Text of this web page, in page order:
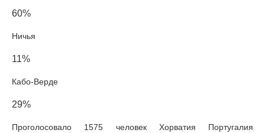
60%
Ничья
11%
Кабо-Верде
29%
Проголосовало 1575 человек Хорватия Португалия